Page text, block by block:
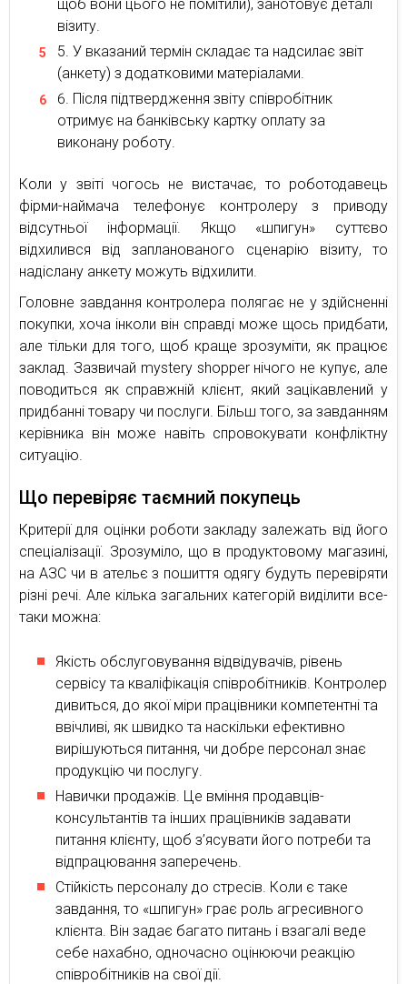
щоб вони цього не помітили), занотовує деталі
візиту.
У вказаний термін складає та надсилає звіт
(анкету) з додатковими матеріалами.
Після підтвердження звіту співробітник
отримує на банківську картку оплату за
виконану роботу.
Коли у звіті чогось не вистачає, то роботодавець
фірми-наймача телефонує контролеру з приводу
відсутньої інформації. Якщо «шпигун» суттєво
відхилився від запланованого сценарію візиту, то
надіслану анкету можуть відхилити.
Головне завдання контролера полягає не у здійсненні
покупки, хоча інколи він справді може щось придбати,
але тільки для того, щоб краще зрозуміти, як працює
заклад. Зазвичай mystery shopper нічого не купує, але
поводиться як справжній клієнт, який зацікавлений у
придбанні товару чи послуги. Більш того, за завданням
керівника він може навіть спровокувати конфліктну
ситуацію.
Що перевіряє таємний покупець
Критерії для оцінки роботи закладу залежать від його
спеціалізації. Зрозуміло, що в продуктовому магазині,
на АЗС чи в ательє з пошиття одягу будуть перевіряти
різні речі. Але кілька загальних категорій виділити все-
таки можна:
Якість обслуговування відвідувачів, рівень
сервісу та кваліфікація співробітників. Контролер
дивиться, до якої міри працівники компетентні та
ввічливі, як швидко та наскільки ефективно
вирішуються питання, чи добре персонал знає
продукцію чи послугу.
Навички продажів. Це вміння продавців-
консультантів та інших працівників задавати
питання клієнту, щоб з’ясувати його потреби та
відпрацювання заперечень.
Стійкість персоналу до стресів. Коли є таке
завдання, то «шпигун» грає роль агресивного
клієнта. Він задає багато питань і взагалі веде
себе нахабно, одночасно оцінюючи реакцію
співробітників на свої дії.